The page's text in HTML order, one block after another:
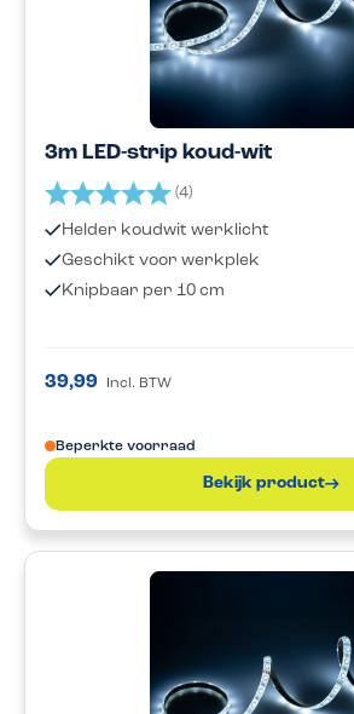
3m LED-strip koud-wit
Beoordeling: (4)
Helder koudwit werklicht
Geschikt voor werkplek
Knipbaar per 10 cm
39,99 Incl. BTW
Beperkte voorraad
Bekijk product